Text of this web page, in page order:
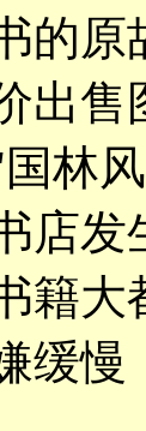
的原
出售
林
店
籍大
缓慢